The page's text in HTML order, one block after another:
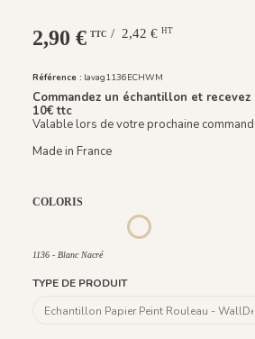
2,90 € TTC / 2,42 € HT
Référence : lavag1136ECHWM
Commandez un échantillon et
10€ ttc
Valable lors de votre prochaine
Made in France
COLORIS
1133 - Vert Velours
1134 - Terre Cuivrée
1135 - Ocre Ottoman
1136 - Blanc Nacré
1136 - Blanc Nacré
TYPE DE PRODUIT